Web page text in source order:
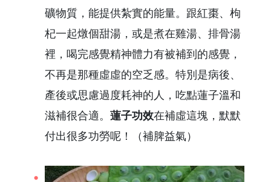
礦物質，能提供紮實的能量。跟紅棗、枸
杞一起燉個甜湯，或是煮在雞湯、排骨湯
裡，喝完感覺精神體力有被補到的感覺，
不再是那種虛虛的空乏感。特別是病後、
產後或思慮過度耗神的人，吃點蓮子溫和
滋補很合適。 蓮子功效在補虛這塊，默默
付出很多功勞呢！（補脾益氣）